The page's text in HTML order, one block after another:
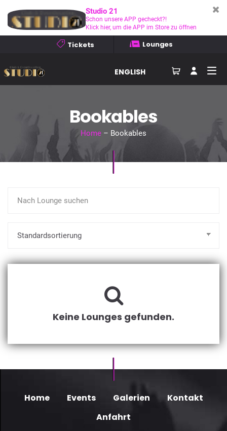
Tickets Lounges
ENGLISH
Bookables
Home– Bookables
Keine Lounges gefunden.
Home Events Galerien
Kontakt
Anfahrt
Studio 21
Schon unsere APP gecheckt?!
Klick hier, um die APP im Store zu öffnen